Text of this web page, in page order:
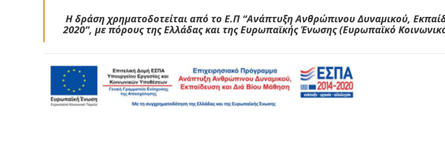
Η δράση χρηματοδοτείται από το Ε.Π “Ανάπτυξη Ανθρώπινου Δυναμικού,
2020”, με πόρους της Ελλάδας και της Ευρωπαϊκής Ένωσης (Ευρωπαϊκό